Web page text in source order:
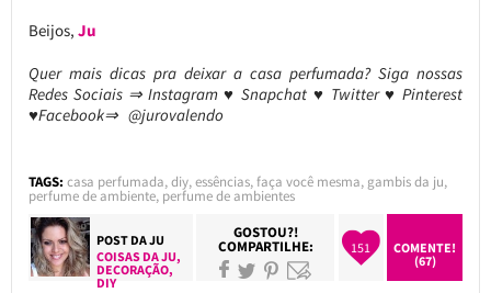
Beijos, Ju
Quer mais dicas pra deixar a casa perfumada? Siga nossas
Redes Sociais ⇒ Instagram ♥ Snapchat ♥ Twitter ♥ Pinterest
♥Facebook⇒ @jurovalendo
TAGS: casa perfumada,diy,essências,faça você mesma, gambis da ju,
perfume de ambiente, perfume de ambientes
POST DAJU
COISAS DA JU,
DECORAÇÃO,
DIY
GOSTOU?!
COMPARTILHE: 151
COMENTE!
(67)